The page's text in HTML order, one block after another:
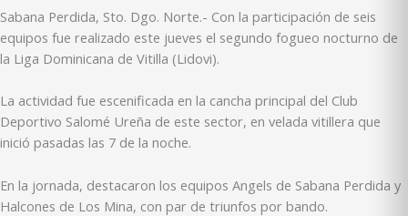
Sabana Perdida, Sto. Dgo. Norte.- Con la participación de seis
equipos fue realizado este jueves el segundo fogueo nocturno de
la Liga Dominicana de Vitilla (Lidovi).
La actividad fue escenificada en la cancha principal del Club
Deportivo Salomé Ureña de este sector, en velada vitillera que
inició pasadas las 7 de la noche.
En la jornada, destacaron los equipos Angels de Sabana Perdida y
Halcones de Los Mina, con par de triunfos por bando.